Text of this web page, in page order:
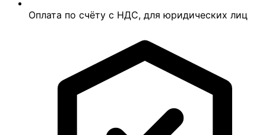
Оплата по счёту с НДС, для юридических лиц